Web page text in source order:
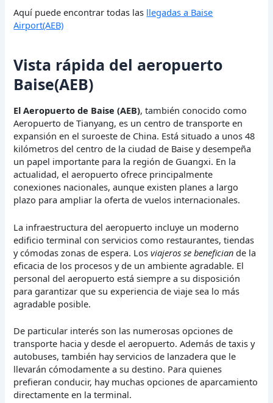
Aquí puede encontrar todas las llegadas a Baise
Airport(AEB)
Vista rápida del aeropuerto
Baise(AEB)
El Aeropuerto de Baise (AEB), también conocido como
Aeropuerto de Tianyang, es un centro de transporte en
expansión en el suroeste de China. Está situado a unos 48
kilómetros del centro de la ciudad de Baise y desempeña
un papel importante para la región de Guangxi. En la
actualidad, el aeropuerto ofrece principalmente
conexiones nacionales, aunque existen planes a largo
plazo para ampliar la oferta de vuelos internacionales.
La infraestructura del aeropuerto incluye un moderno
edificio terminal con servicios como restaurantes, tiendas
y cómodas zonas de espera. Losviajeros se benefician de la
eficacia de los procesos y de un ambiente agradable. El
personal del aeropuerto está siempre a su disposición
para garantizar que su experiencia de viaje sea lo más
agradable posible.
De particular interés son las numerosas opciones de
transporte hacia y desde el aeropuerto. Además de taxis y
autobuses, también hay servicios de lanzadera que le
llevarán cómodamente a su destino. Para quienes
prefieran conducir, hay muchas opciones de aparcamiento
directamente en la terminal.